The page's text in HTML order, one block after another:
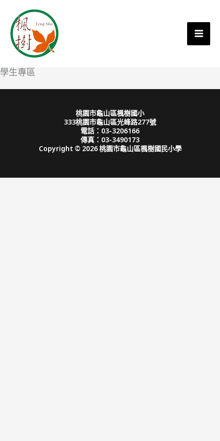
學生專區
桃園市龜山區楓樹國小
333桃園市龜山區光峰路277號
電話：03-3206166
傳真：03-3490173
Copyright © 2026 桃園市龜山區楓樹國民小學